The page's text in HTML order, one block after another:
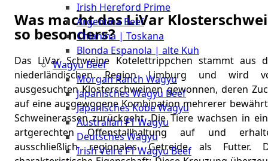
Stuttgart
Irish Hereford Prime
Argentina Beef
Chianina | Toskana
Blonda Espanola | alte Kuh
Wagyu Beef
Morgan Ranch Wagyu
Japanisches Wagyu Beef
Japanisches Kobe Wagyu
Australian F1 Wagyu
Deutsches Wagyu
Irish Veire F1 Wagyu Beef
Was macht das LiVar
so besonders?
Das LiVar Schweine Kotelettrippchen stammt aus
niederländischen Region Limburg und wird
ausgesuchten Klosterschweinen gewonnen, deren
auf eine ausgewogene Kombination mehrerer
Schweinerassen zurückgeht. Die Tiere wachsen in
artgerechten Offenstallhaltung auf und
ausschließlich regionales Getreide als Futter.